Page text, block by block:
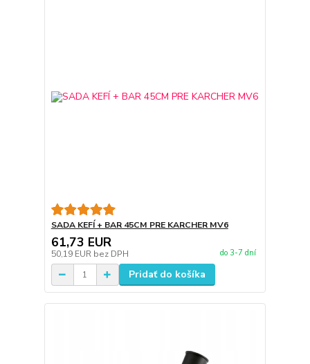
SADA KEFÍ + BAR 45CM PRE KARCHER MV6
61,73 EUR
50,19 EUR bez DPH do 3-7 dní
Pridať do košíka